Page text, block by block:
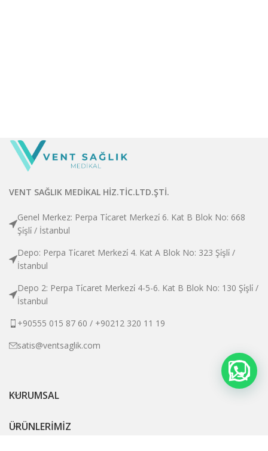
VENT SAĞLIK MEDİKAL HİZ.TİC.LTD.ŞTİ.
Genel Merkez: Perpa Ti̇caret Merkezi̇ 6. Kat B Blok No: 668
Şi̇şli̇ / İstanbul
Depo: Perpa Ti̇caret Merkezi̇ 4. Kat A Blok No: 323 Şi̇şli̇ /
İstanbul
Depo 2: Perpa Ti̇caret Merkezi̇ 4-5-6. Kat B Blok No: 130 Şi̇şli̇ /
İstanbul
+90555 015 87 60 / +90212 320 11 19
satis@ventsaglik.com
KURUMSAL
ÜRÜNLERİMİZ